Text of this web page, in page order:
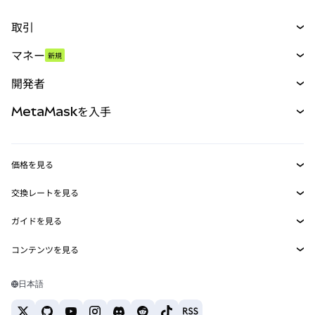
取引
パーペチュアル
RWA
マネー 新規
開発者
MetaMask Connect
Snaps
Web3サービス
MetaMaskを入手
セキュリティ
サポート
キャリア
お問い合わせ
価格を見る
イーサリアムの価格
Solanaの価格
Tetherの価格
交換レートを見る
ETH→USD
USDT→INR
BTC→INR
ETH→USDT
ガイドを見る
ETHの購入
コンテンツを見る
Solanaウォレット
日本語